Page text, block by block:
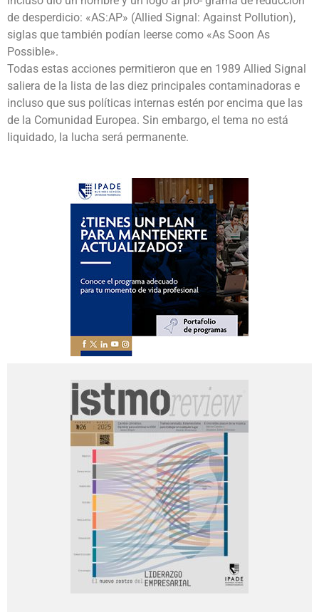
de desperdicio: «AS:AP» (Allied Signal: Against Pollution),
siglas que también podían leerse como «As Soon As
Possible».
Todas estas acciones permitieron que en 1989 Allied Signal
saliera de la lista de las diez principales contaminadoras e
incluso que sus políticas internas estén por encima que las
de la Comunidad Europea. Sin embargo, el tema no está
liquidado, la lucha será permanente.